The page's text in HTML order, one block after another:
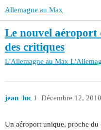
Allemagne au Max
Le nouvel aéroport
des critiques
L'Allemagne au Max
jean_luc Décembre 12,
1
Un aéroport unique, proche du